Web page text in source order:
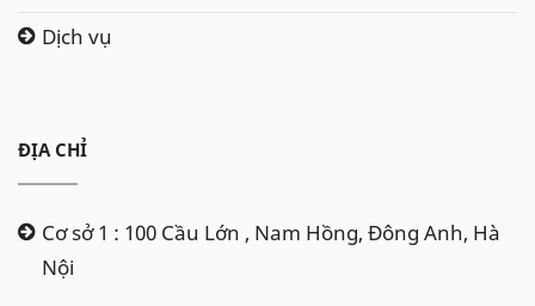
Dịch vụ
ĐỊA CHỈ
Cơ sở 1 : 100 Cầu Lớn , Nam Hồng, Đông Anh, Hà
Nội